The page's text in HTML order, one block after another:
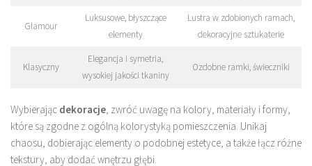
Glamour
Luksusowe, błyszczące
elementy
Lustra w zdobionych ramach,
dekoracyjne sztukaterie
Klasyczny
Elegancja i symetria,
wysokiej jakości tkaniny
Ozdobne ramki, świeczniki
Wybierając dekoracje, zwróć uwagę na kolory, materiały i formy,
które są zgodne z ogólną kolorystyką pomieszczenia. Unikaj
chaosu, dobierając elementy o podobnej estetyce, a także łącz różne
tekstury, aby dodać wnętrzu głębi.